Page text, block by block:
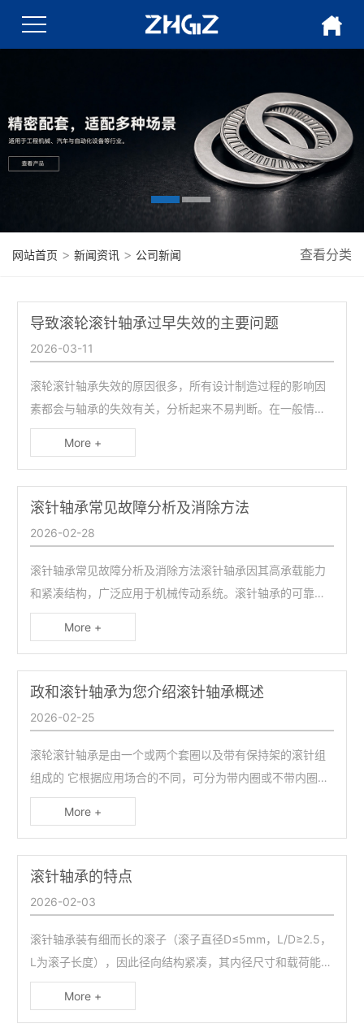
网站首页 > 新闻资讯 > 公司新闻 查看分类
导致滚轮滚针轴承过早失效的主要问题
2026-03-11
滚轮滚针轴承失效的原因很多，所有设计制造过程的影响因
素都会与轴承的失效有关，分析起来不易判断。在一般情况
下，大体上可以从使用因素和内在因素两方面考虑和分析。
More +
滚针轴承常见故障分析及消除方法
2026-02-28
滚针轴承常见故障分析及消除方法滚针轴承因其高承载能力
和紧凑结构，广泛应用于机械传动系统。滚针轴承的可靠性
取决于设计选型、安装精度和维护周期的系统性管理。建议
每运行2000小时进行状态监测（振动值≤4.5mm/s为正
More +
政和滚针轴承为您介绍滚针轴承概述
2026-02-25
滚轮滚针轴承是由一个或两个套圈以及带有保持架的滚针组
组成的 它根据应用场合的不同，可分为带内圈或不带内圈的
轴承。
More +
滚针轴承的特点
2026-02-03
滚针轴承装有细而长的滚子（滚子直径D≤5mm，L/D≥2.5，
L为滚子长度），因此径向结构紧凑，其内径尺寸和载荷能力
与其它类型轴承相同时，外径最小，特别适用于径向安装尺
寸受限制的支承结果。根据使用场合不同，可选用无内圈的
More +
微信号：